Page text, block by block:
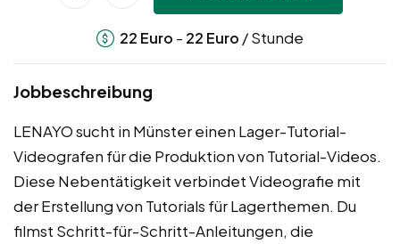
22 Euro - 22 Euro / Stunde
Jobbeschreibung
LENAYO sucht in Münster einen Lager-Tutorial-
Videografen für die Produktion von Tutorial-Videos.
Diese Nebentätigkeit verbindet Videografie mit
der Erstellung von Tutorials für Lagerthemen. Du
filmst Schritt-für-Schritt-Anleitungen, die